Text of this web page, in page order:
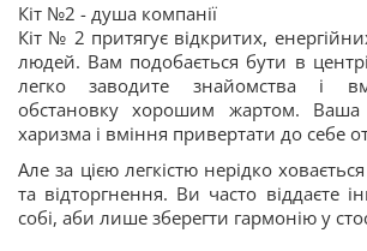
Кіт №2 - душа компанії
Кіт № 2 притягує відкритих,
людей. Вам подобається бути в
легко заводите знайомства і
обстановку хорошим жартом.
харизма і вміння привертати до себе
Але за цією легкістю нерідко
та відторгнення. Ви часто віддаєте
собі, аби лише зберегти гармонію у